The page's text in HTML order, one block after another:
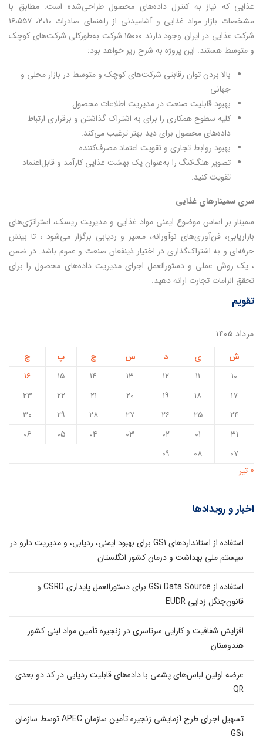
غذایی که نیاز به کنترل داده‌های محصول طراحی‌شده است. مطابق با
مشخصات بازار مواد غذایی و آشامیدنی از راهنمای صادرات ۲۰۱۰، ۱۶،۵۵۷
شرکت غذایی در ایران وجود دارند ۱۵۰۰۰ شرکت به‌طورکلی شرکت‌های کوچک
و متوسط هستند. این پروژه به شرح زیر خواهد بود:
بالا بردن توان رقابتی شرکت‌های کوچک و متوسط در بازار محلی و
جهانی
بهبود قابلیت صنعت در مدیریت اطلاعات محصول
کلیه سطوح همکاری را برای به اشتراک گذاشتن و برقراری ارتباط
داده‌های محصول برای دید بهتر ترغیب می‌کند.
بهبود روابط تجاری و تقویت اعتماد مصرف‌کننده
تصویر هنگ‌کنگ را به‌عنوان یک بهشت غذایی کارآمد و قابل‌اعتماد
تقویت کنید.
سری سمینارهای غذایی
سمینار بر اساس موضوع ایمنی مواد غذایی و مدیریت ریسک، استراتژی‌های
بازاریابی، فن‌آوری‌های نوآورانه، مسیر و ردیابی برگزار می‌شود ، تا بینش
حرفه‌ای و به اشتراک‌گذاری در اختیار ذینفعان صنعت و عموم باشد. در ضمن
، یک روش عملی و دستورالعمل اجرای مدیریت داده‌های محصول را برای
تحقق الزامات تجارت ارائه دهید.
تقویم
مرداد ۱۴۰۵
ش
ی د س چ پ
ج
۱۰
۱۱ ۱۲ ۱۳ ۱۴ ۱۵
۱۶
۱۷
۱۸ ۱۹ ۲۰ ۲۱ ۲۲
۲۳
۲۴
۲۵ ۲۶ ۲۷ ۲۸ ۲۹
۳۰
۳۱
۰۱ ۰۲ ۰۳ ۰۴ ۰۵
۰۶
۰۷
۰۸
۰۹
« تیر
اخبار و رویدادها
استفاده از استانداردهای GS1 برای بهبود ایمنی، ردیابی، و مدیریت دارو در
سیستم ملی بهداشت و درمان کشور انگلستان
استفاده از GS1 Data Source برای دستورالعمل پایداری CSRD و
قانون‌جنگل زدایی EUDR
افزایش شفافیت و کارایی سرتاسری در زنجیره تأمین مواد لبنی کشور
هندوستان
عرضه اولین لباس‌های پشمی با داده‌های قابلیت ردیابی در کد دو بعدی
QR
تسهیل اجرای طرح آزمایشی زنجیره تأمین سازمان APEC توسط سازمان
GS1